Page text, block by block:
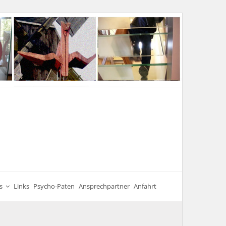
Links Psycho-Paten Ansprechpartner Anfahrt